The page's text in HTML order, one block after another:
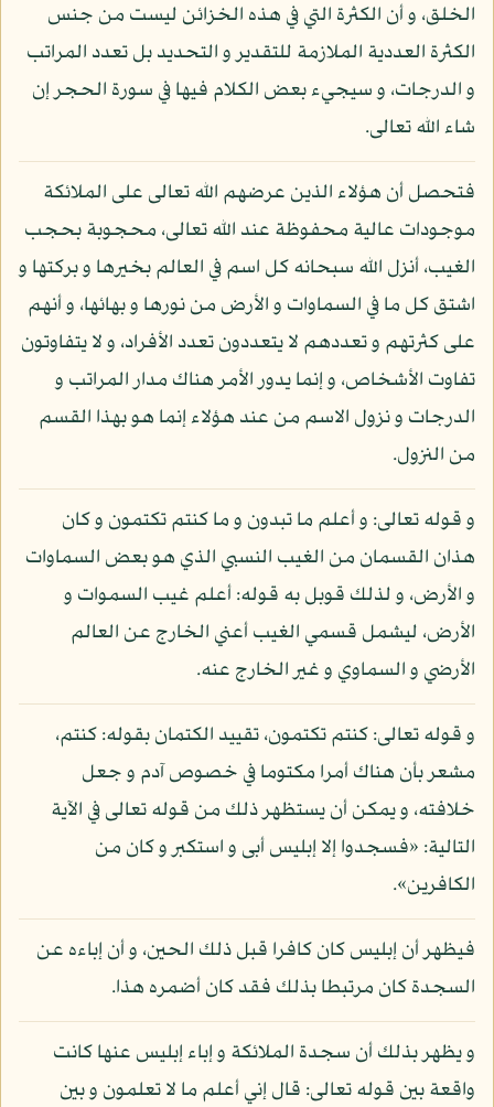
الخلق، و أن الكثرة التي في هذه الخزائن ليست من جنس
الكثرة العددية الملازمة للتقدير و التحديد بل تعدد المراتب
و الدرجات، و سيجيء بعض الكلام فيها في سورة الحجر إن
شاء الله تعالى.
فتحصل أن هؤلاء الذين عرضهم الله تعالى على الملائكة
موجودات عالية محفوظة عند الله تعالى، محجوبة بحجب
الغيب، أنزل الله سبحانه كل اسم في العالم بخيرها و بركتها و
اشتق كل ما في السماوات و الأرض من نورها و بهائها، و أنهم
على كثرتهم و تعددهم لا يتعددون تعدد الأفراد، و لا يتفاوتون
تفاوت الأشخاص، و إنما يدور الأمر هناك مدار المراتب و
الدرجات و نزول الاسم من عند هؤلاء إنما هو بهذا القسم
من النزول.
و قوله تعالى: و أعلم ما تبدون و ما كنتم تكتمون و كان
هذان القسمان من الغيب النسبي الذي هو بعض السماوات
و الأرض، و لذلك قوبل به قوله: أعلم غيب السموات و
الأرض، ليشمل قسمي الغيب أعني الخارج عن العالم
الأرضي و السماوي و غير الخارج عنه.
و قوله تعالى: كنتم تكتمون، تقييد الكتمان بقوله: كنتم،
مشعر بأن هناك أمرا مكتوما في خصوص آدم و جعل
خلافته، و يمكن أن يستظهر ذلك من قوله تعالى في الآية
التالية: «فسجدوا إلا إبليس أبى و استكبر و كان من
الكافرين».
فيظهر أن إبليس كان كافرا قبل ذلك الحين، و أن إباءه عن
السجدة كان مرتبطا بذلك فقد كان أضمره هذا.
و يظهر بذلك أن سجدة الملائكة و إباء إبليس عنها كانت
واقعة بين قوله تعالى: قال إني أعلم ما لا تعلمون و بين